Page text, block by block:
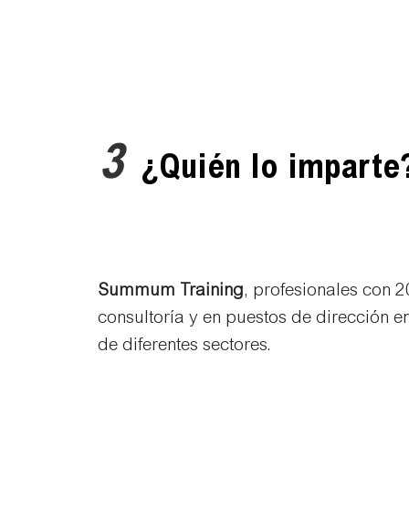
3 ¿Quién lo
Summum Training, profesionales con
consultoría y en puestos de dirección
de diferentes sectores.